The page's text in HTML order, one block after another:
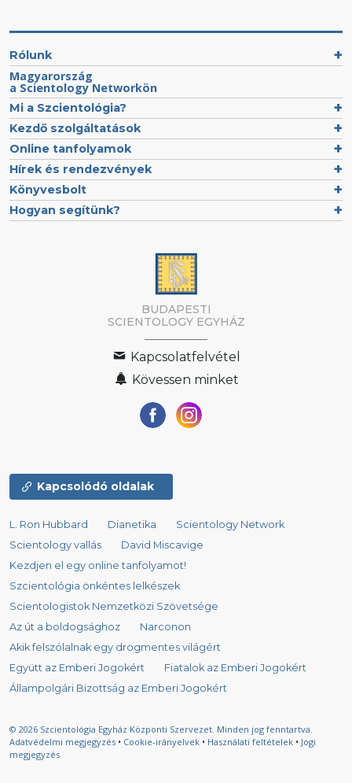
Rólunk
Magyarország
a Scientology Networkön
Mi a Szcientológia?
Kezdő szolgáltatások
Online tanfolyamok
Hírek és rendezvények
Könyvesbolt
Hogyan segítünk?
BUDAPESTI
SCIENTOLOGY EGYHÁZ
Kapcsolatfelvétel
Kövessen minket
Kapcsolódó oldalak
L. Ron Hubbard Dianetika
Scientology Network
Scientology vallás
David Miscavige
Kezdjen el egy online tanfolyamot!
Szcientológia önkéntes lelkészek
Scientologistok Nemzetközi Szövetsége
Az út a boldogsághoz
Narconon
Akik felszólalnak egy drogmentes világért
Együtt az Emberi Jogokért
Fiatalok az Emberi Jogokért
Állampolgári Bizottság az Emberi Jogokért
© 2026 Szcientológia Egyház Központi Szervezet. Minden jog fenntartva.
Adatvédelmi megjegyzés • Cookie-irányelvek • Használati feltételek • Jogi
megjegyzés